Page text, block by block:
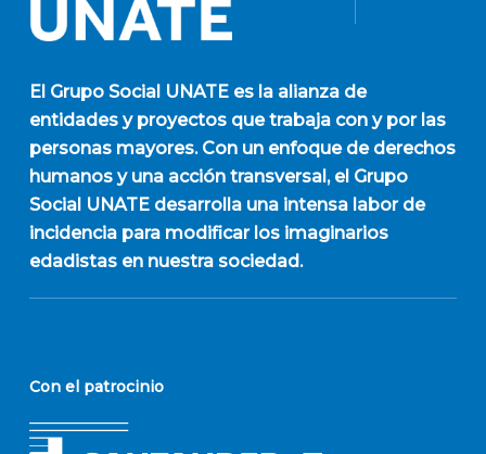
El Grupo Social UNATEes la alianza de
entidades y proyectos que trabaja con y por las
personas mayores. Con un enfoque de derechos
humanos y una acción transversal, el Grupo
Social UNATE desarrolla una intensa labor de
incidencia para modificar los imaginarios
edadistas en nuestra sociedad.
Con el patrocinio